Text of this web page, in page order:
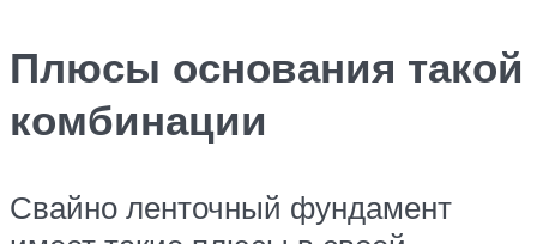
Плюсы основания такой
комбинации
Свайно ленточный фундамент